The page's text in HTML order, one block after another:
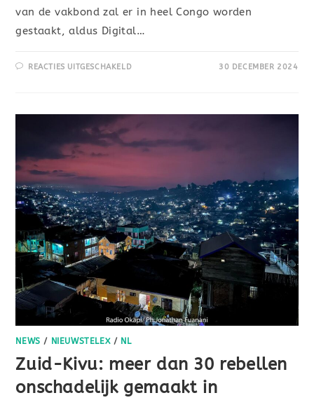
van de vakbond zal er in heel Congo worden
gestaakt, aldus Digital…
REACTIES UITGESCHAKELD 30 DECEMBER 2024
NEWS / NIEUWSTELEX/ NL
Zuid-Kivu: meer dan 30 rebellen
onschadelijk gemaakt in